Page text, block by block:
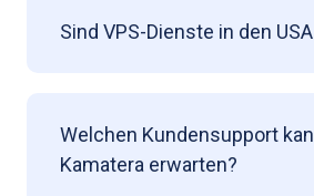
Sind VPS-Dienste in den
Welchen Kundensupport
Kamatera erwarten?